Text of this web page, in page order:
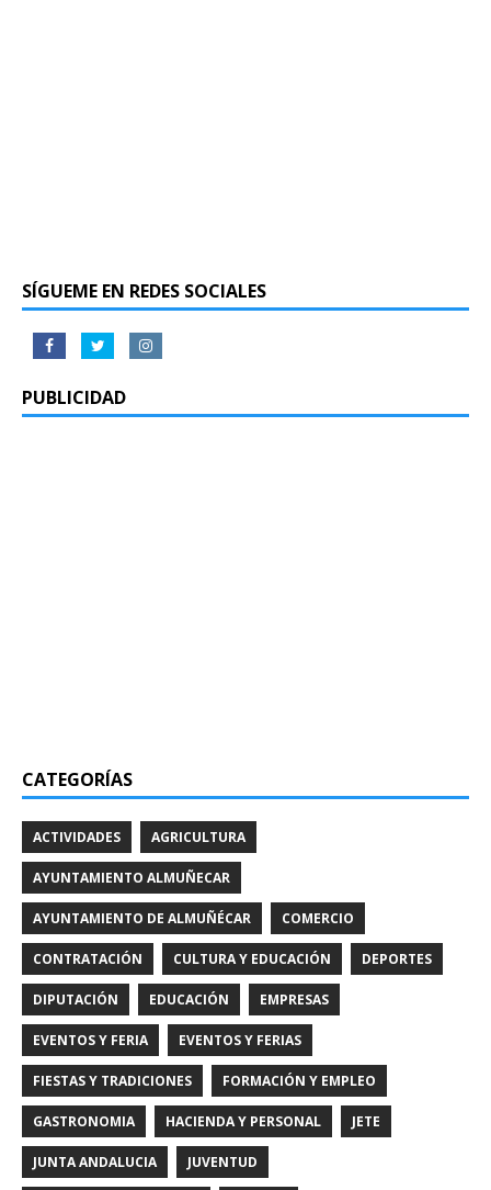
SÍGUEME EN REDES SOCIALES
PUBLICIDAD
CATEGORÍAS
ACTIVIDADES AGRICULTURA
AYUNTAMIENTO ALMUÑECAR
AYUNTAMIENTO DE ALMUÑÉCAR COMERCIO
CONTRATACIÓN CULTURA Y EDUCACIÓN DEPORTES
DIPUTACIÓN EDUCACIÓN EMPRESAS
EVENTOS Y FERIA EVENTOS Y FERIAS
FIESTAS Y TRADICIONES FORMACIÓN Y EMPLEO
GASTRONOMIA HACIENDA Y PERSONAL JETE
JUNTA ANDALUCIA JUVENTUD